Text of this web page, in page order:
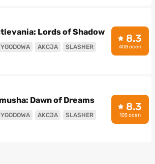
Lords of Shadow
AKCJA SLASHER
8.3
408 ocen
Dawn of Dreams
AKCJA SLASHER
8.3
105 ocen